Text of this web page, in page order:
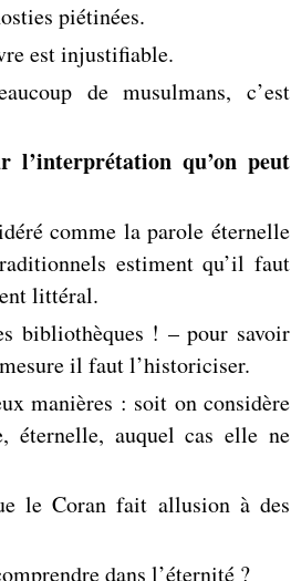
piétinées.
est injustifiable.
de ­musulmans, c’est
l’interprétation qu’on peut
comme la parole éternelle
estiment qu’il faut
littéral.
­bibliothèques ! – pour savoir
il faut l’historiciser.
manières : soit on considère
éternelle, auquel cas elle ne
le Coran fait allusion à des
dans l’éternité ?